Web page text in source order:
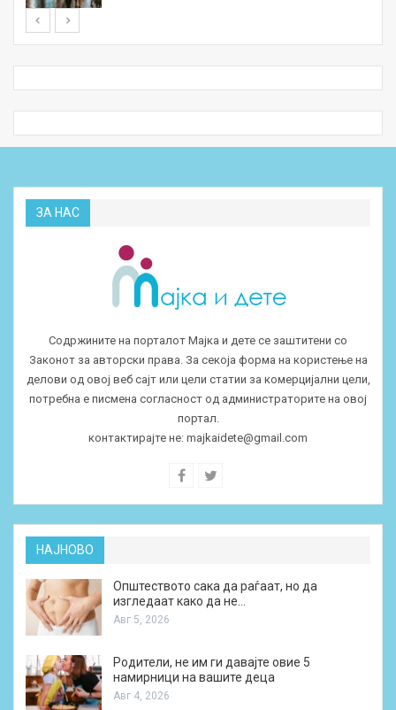
ЗА НАС
Содржините на порталот Мајка и дете се заштитени со
Законот за авторски права. За секоја форма на користење на
делови од овој веб сајт или цели статии за комерцијални цели,
потребна е писмена согласност од администраторите на овој
портал.
контактирајте не: majkaidete@gmail.com
НАЈНОВО
Општеството сака да раѓаат, но да
изгледаат како да не…
Авг 5, 2026
Родители, не им ги давајте овие 5
намирници на вашите деца
Авг 4, 2026